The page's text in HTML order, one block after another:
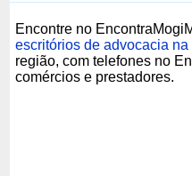
Encontre no
escritórios de advocacia
região, com telefones no
comércios e prestadores.